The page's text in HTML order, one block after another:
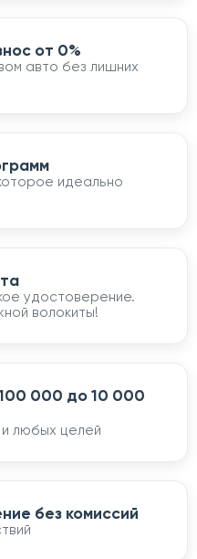
от 0%
авто без лишних
идеально
удостоверение.
волокиты!
000 до 10 000
любых целей
без комиссий